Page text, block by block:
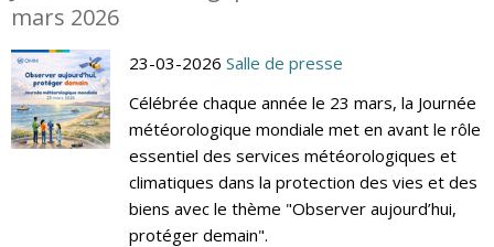
mars 2026
23-03-2026 Salle de presse
Célébrée chaque année le 23 mars, la Journée
météorologique mondiale met en avant le rôle
essentiel des services météorologiques et
climatiques dans la protection des vies et des
biens avec le thème "Observer aujourd’hui,
protéger demain".